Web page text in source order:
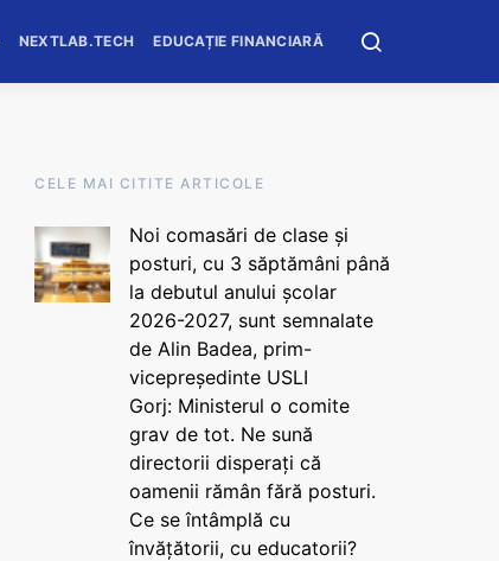
NEXTLAB.TECH EDUCAȚIE FINANCIARĂ
CELE MAI CITITE ARTICOLE
Noi comasări de clase și
posturi, cu 3 săptămâni până
la debutul anului școlar
2026-2027, sunt semnalate
de Alin Badea, prim-
vicepreședinte USLI
Gorj: Ministerul o comite
grav de tot. Ne sună
directorii disperați că
oamenii rămân fără posturi.
Ce se întâmplă cu
învățătorii, cu educatorii?